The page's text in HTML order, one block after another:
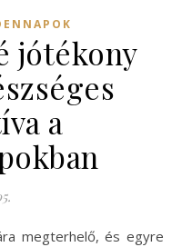
jótékony
a